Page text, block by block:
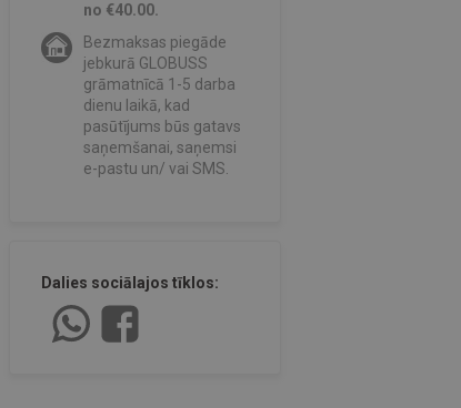
no €40.00.
Bezmaksas piegāde
jebkurā GLOBUSS
grāmatnīcā 1-5 darba
dienu laikā, kad
pasūtījums būs gatavs
saņemšanai, saņemsi
e-pastu un/ vai SMS.
Dalies sociālajos tīklos: